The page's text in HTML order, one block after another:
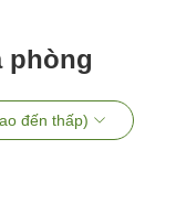
phòng
đến thấp)